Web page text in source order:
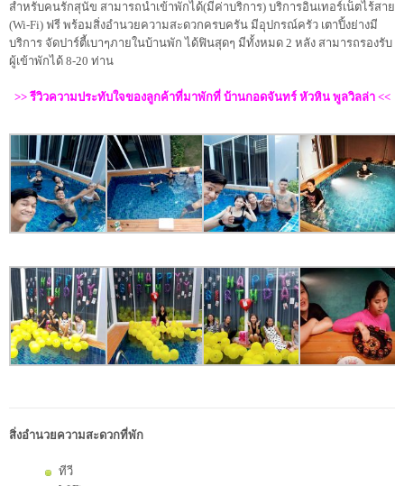
สำหรับคนรักสุนัข สามารถนำเข้าพักได้(มีค่าบริการ) บริการอินเทอร์เน็ตไร้สาย
(Wi-Fi) ฟรี พร้อมสิ่งอำนวยความสะดวกครบครัน มีอุปกรณ์ครัว เตาปิ้งย่างมี
บริการ จัดปาร์ตี้เบาๆภายในบ้านพัก ได้ฟินสุดๆ มีทั้งหมด 2 หลัง สามารถรองรับ
ผู้เข้าพักได้ 8-20 ท่าน
>> รีวิวความประทับใจของลูกค้าที่มาพักที่ บ้านกอดจันทร์ หัวหิน พูลวิลล่า <<
สิ่งอำนวยความสะดวกที่พัก
ทีวี